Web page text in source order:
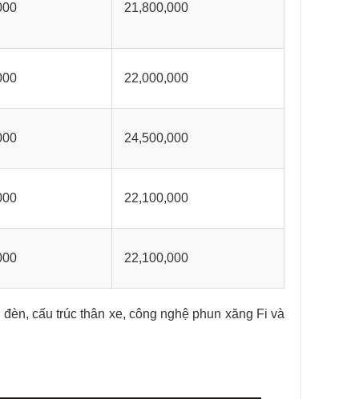
21,800,000
22,000,000
24,500,000
22,100,000
22,100,000
cấu trúc thân xe, công nghệ phun xăng Fi và